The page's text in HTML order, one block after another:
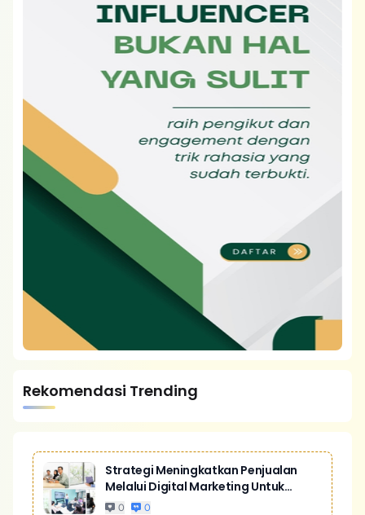
Rekomendasi Trending
Strategi Meningkatkan Penjualan
Melalui Digital Marketing Untuk
Bisnis Yang Lebih Kompetitif
0 0